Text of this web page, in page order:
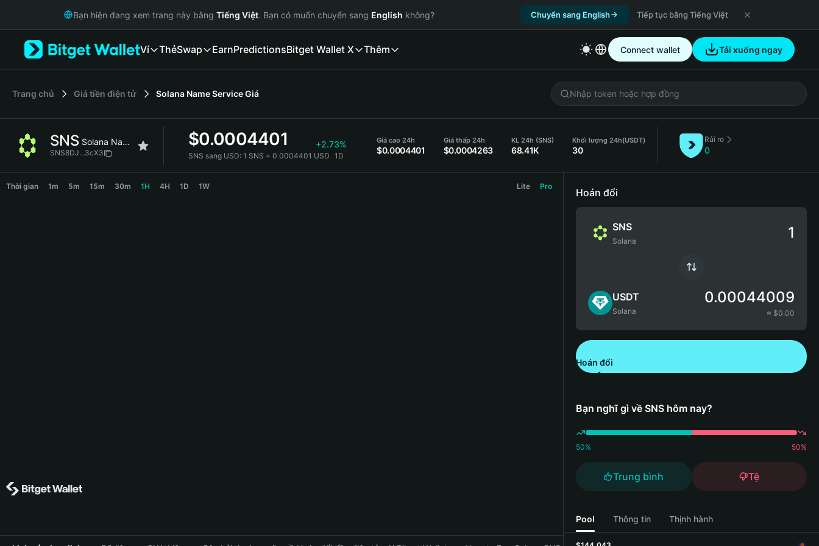
Русский
Italiano
简体中文
繁體中文
Bahasa Indonesia
Bạn hiện đang xem trang này bằng Tiếng Việt. Bạn có muốn chuyển sang English không? Chuyển sang English Tiếp tục bằng Tiếng Việt
Ví ThẻSwap EarnPredictionsBitget Wallet X Thêm Connect wallet Tải xuống ngay
‌Trang chủ Giá tiền điện tử Solana Name ServiceGiá
SNS Solana Name Service
SNS8DJ...3cX3
$0.0004401 +2.73%
SNS sang USD: 1 SNS = 0.0004401 USD 1D
Giá cao 24h
$0.0004401
Giá thấp 24h
$0.0004263
KL 24h (SNS)
68.41K
Khối lượng 24h(USDT)
30
Rủi ro
0
SNS Price Chart
Thời gian 1m 5m 15m 30m 1H 4H 1D 1W Lite Pro
Hoán đổi
SNS
Solana
USDT
Solana
0.00044009
≈ $0.00
Hoán đổi
Bạn nghĩ gì về SNS hôm nay?
50% 50%
Trung bình Tệ
Pool Thông tin Thịnh hành